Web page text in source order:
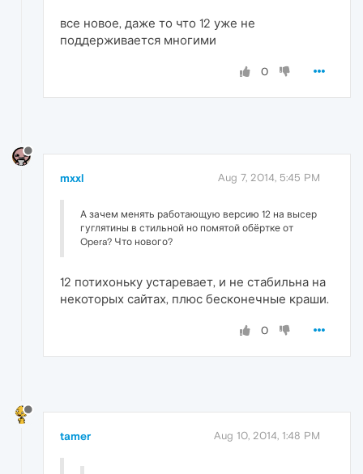
все новое, даже то что 12 уже не
поддерживается многими
0
mxxl Aug 7, 2014, 5:45 PM
А зачем менять работающую версию 12 на высер
гуглятины в стильной но помятой обёртке от
Opera? Что нового?
12 потихоньку устаревает, и не стабильна на
некоторых сайтах, плюс бесконечные краши.
0
tamer Aug 10, 2014, 1:48 PM